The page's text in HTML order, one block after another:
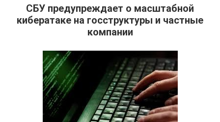
СБУ предупреждает о масштабной
кибератаке на госструктуры и частные
компании